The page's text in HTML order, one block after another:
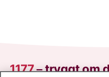
1177–tryggt om